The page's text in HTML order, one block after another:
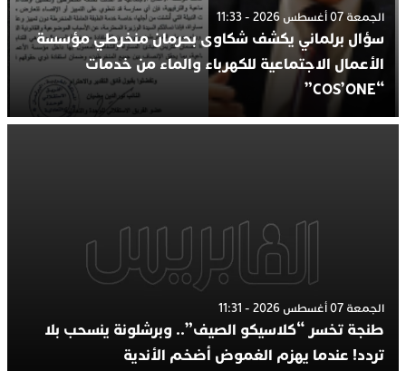
الجمعة 07 أغسطس 2026 - 11:33
سؤال برلماني يكشف شكاوى بحرمان منخرطي مؤسسة
الأعمال الاجتماعية للكهرباء والماء من خدمات
“COS’ONE”
الجمعة 07 أغسطس 2026 - 11:31
طنجة تخسر “كلاسيكو الصيف”.. وبرشلونة ينسحب بلا
تردد! عندما يهزم الغموض أضخم الأندية